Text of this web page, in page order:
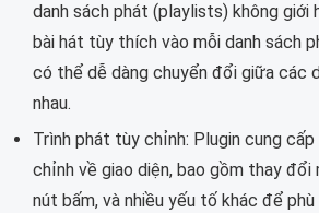
danh sách phát (playlists) không giới
bài hát tùy thích vào mỗi danh sách
có thể dễ dàng chuyển đổi giữa các
nhau.
Trình phát tùy chỉnh: Plugin cung
chỉnh về giao diện, bao gồm thay đổi
nút bấm, và nhiều yếu tố khác để